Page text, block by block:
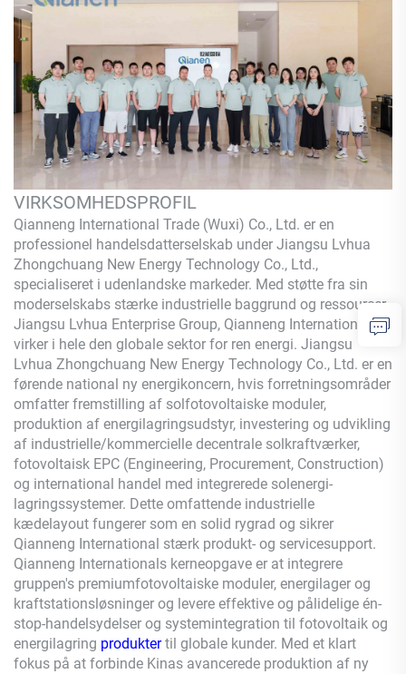
VIRKSOMHEDSPROFIL
Qianneng International Trade (Wuxi) Co., Ltd. er en
professionel handelsdatterselskab under Jiangsu Lvhua
Zhongchuang New Energy Technology Co., Ltd.,
specialiseret i udenlandske markeder. Med støtte fra sin
moderselskabs stærke industrielle baggrund og ressourcer,
Jiangsu Lvhua Enterprise Group, Qianneng International
virker i hele den globale sektor for ren energi. Jiangsu
Lvhua Zhongchuang New Energy Technology Co., Ltd. er en
førende national ny energikoncern, hvis forretningsområder
omfatter fremstilling af solfotovoltaiske moduler,
produktion af energilagringsudstyr, investering og udvikling
af industrielle/kommercielle decentrale solkraftværker,
fotovoltaisk EPC (Engineering, Procurement, Construction)
og international handel med integrerede solenergi-
lagringssystemer. Dette omfattende industrielle
kædelayout fungerer som en solid rygrad og sikrer
Qianneng International stærk produkt- og servicesupport.
Qianneng Internationals kerneopgave er at integrere
gruppen's premiumfotovoltaiske moduler, energilager og
kraftstationsløsninger og levere effektive og pålidelige én-
stop-handelsydelser og systemintegration til fotovoltaik og
energilagring produktertil globale kunder. Med et klart
fokus på at forbinde Kinas avancerede produktion af ny